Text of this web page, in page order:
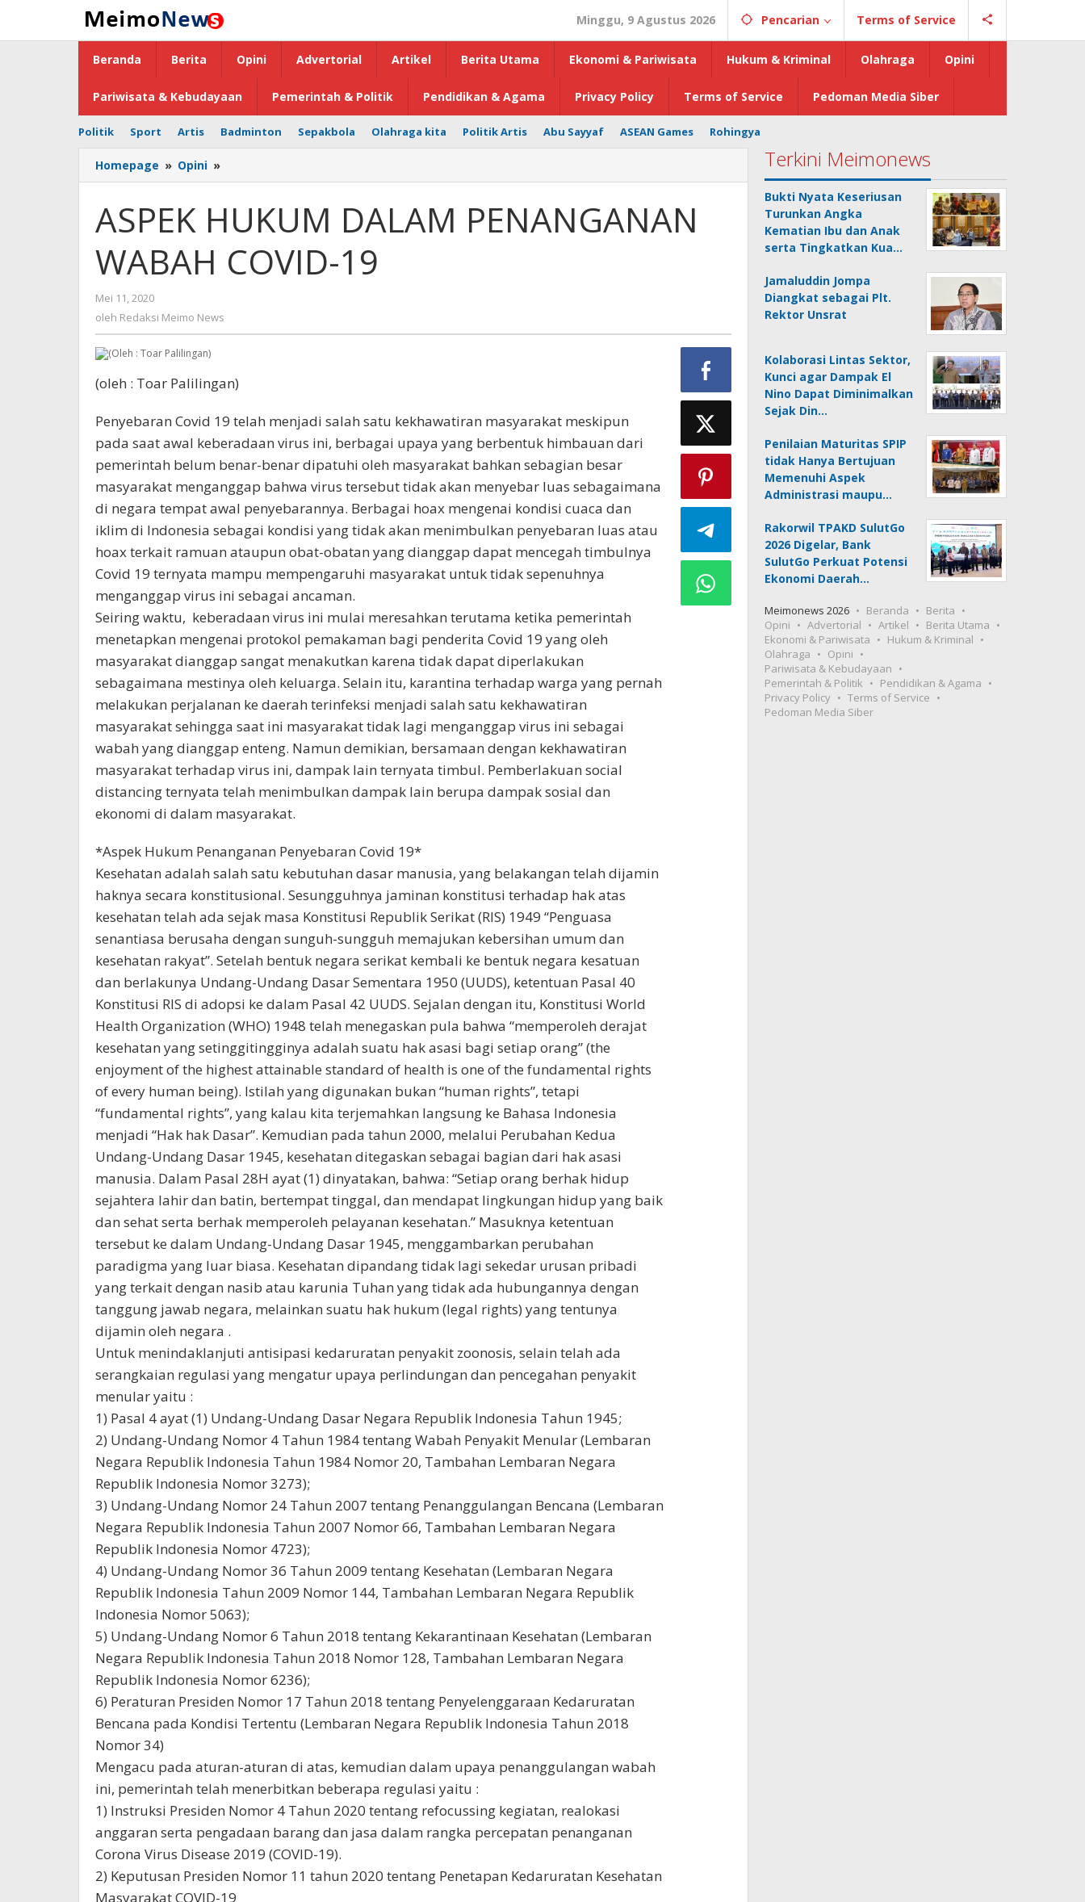
konten
Minggu, 9 Agustus 2026 Pencarian Terms of Service
Beranda Berita Opini Advertorial Artikel Berita Utama Ekonomi & Pariwisata Hukum & Kriminal Olahraga Opini
Pariwisata & Kebudayaan Pemerintah & Politik Pendidikan & Agama Privacy Policy Terms of Service Pedoman Media Siber
Politik Sport Artis Badminton Sepakbola Olahraga kita Politik Artis Abu Sayyaf ASEAN Games Rohingya
Homepage » Opini »
HUKUM
PENANGANAN
WABAH
COVID-
19
ASPEK HUKUM DALAM PENANGANAN
WABAH COVID-19
Mei 11, 2020
Redaksi
oleh Redaksi Meimo News
(oleh : Toar Palilingan)
Penyebaran Covid 19 telah menjadi salah satu kekhawatiran masyarakat meskipun
pada saat awal keberadaan virus ini, berbagai upaya yang berbentuk himbauan dari
pemerintah belum benar-benar dipatuhi oleh masyarakat bahkan sebagian besar
masyarakat menganggap bahwa virus tersebut tidak akan menyebar luas sebagaimana
di negara tempat awal penyebarannya. Berbagai hoax mengenai kondisi cuaca dan
iklim di Indonesia sebagai kondisi yang tidak akan menimbulkan penyebaran luas atau
hoax terkait ramuan ataupun obat-obatan yang dianggap dapat mencegah timbulnya
Covid 19 ternyata mampu mempengaruhi masyarakat untuk tidak sepenuhnya
menganggap virus ini sebagai ancaman.
Seiring waktu, keberadaan virus ini mulai meresahkan terutama ketika pemerintah
menetapkan mengenai protokol pemakaman bagi penderita Covid 19 yang oleh
masyarakat dianggap sangat menakutkan karena tidak dapat diperlakukan
sebagaimana mestinya oleh keluarga. Selain itu, karantina terhadap warga yang pernah
melakukan perjalanan ke daerah terinfeksi menjadi salah satu kekhawatiran
masyarakat sehingga saat ini masyarakat tidak lagi menganggap virus ini sebagai
wabah yang dianggap enteng. Namun demikian, bersamaan dengan kekhawatiran
masyarakat terhadap virus ini, dampak lain ternyata timbul. Pemberlakuan social
distancing ternyata telah menimbulkan dampak lain berupa dampak sosial dan
ekonomi di dalam masyarakat.
*Aspek Hukum Penanganan Penyebaran Covid 19*
Kesehatan adalah salah satu kebutuhan dasar manusia, yang belakangan telah dijamin
haknya secara konstitusional. Sesungguhnya jaminan konstitusi terhadap hak atas
kesehatan telah ada sejak masa Konstitusi Republik Serikat (RIS) 1949 “Penguasa
senantiasa berusaha dengan sunguh-sungguh memajukan kebersihan umum dan
kesehatan rakyat”. Setelah bentuk negara serikat kembali ke bentuk negara kesatuan
dan berlakunya Undang-Undang Dasar Sementara 1950 (UUDS), ketentuan Pasal 40
Konstitusi RIS di adopsi ke dalam Pasal 42 UUDS. Sejalan dengan itu, Konstitusi World
Health Organization (WHO) 1948 telah menegaskan pula bahwa “memperoleh derajat
kesehatan yang setinggitingginya adalah suatu hak asasi bagi setiap orang” (the
enjoyment of the highest attainable standard of health is one of the fundamental rights
of every human being). Istilah yang digunakan bukan “human rights”, tetapi
“fundamental rights”, yang kalau kita terjemahkan langsung ke Bahasa Indonesia
menjadi “Hak hak Dasar”. Kemudian pada tahun 2000, melalui Perubahan Kedua
Undang-Undang Dasar 1945, kesehatan ditegaskan sebagai bagian dari hak asasi
manusia. Dalam Pasal 28H ayat (1) dinyatakan, bahwa: “Setiap orang berhak hidup
sejahtera lahir dan batin, bertempat tinggal, dan mendapat lingkungan hidup yang baik
dan sehat serta berhak memperoleh pelayanan kesehatan.” Masuknya ketentuan
tersebut ke dalam Undang-Undang Dasar 1945, menggambarkan perubahan
paradigma yang luar biasa. Kesehatan dipandang tidak lagi sekedar urusan pribadi
yang terkait dengan nasib atau karunia Tuhan yang tidak ada hubungannya dengan
tanggung jawab negara, melainkan suatu hak hukum (legal rights) yang tentunya
dijamin oleh negara .
Untuk menindaklanjuti antisipasi kedaruratan penyakit zoonosis, selain telah ada
serangkaian regulasi yang mengatur upaya perlindungan dan pencegahan penyakit
menular yaitu :
1) Pasal 4 ayat (1) Undang-Undang Dasar Negara Republik Indonesia Tahun 1945;
2) Undang-Undang Nomor 4 Tahun 1984 tentang Wabah Penyakit Menular (Lembaran
Negara Republik Indonesia Tahun 1984 Nomor 20, Tambahan Lembaran Negara
Republik Indonesia Nomor 3273);
3) Undang-Undang Nomor 24 Tahun 2007 tentang Penanggulangan Bencana (Lembaran
Negara Republik Indonesia Tahun 2007 Nomor 66, Tambahan Lembaran Negara
Republik Indonesia Nomor 4723);
4) Undang-Undang Nomor 36 Tahun 2009 tentang Kesehatan (Lembaran Negara
Republik Indonesia Tahun 2009 Nomor 144, Tambahan Lembaran Negara Republik
Indonesia Nomor 5063);
5) Undang-Undang Nomor 6 Tahun 2018 tentang Kekarantinaan Kesehatan (Lembaran
Negara Republik Indonesia Tahun 2018 Nomor 128, Tambahan Lembaran Negara
Republik Indonesia Nomor 6236);
6) Peraturan Presiden Nomor 17 Tahun 2018 tentang Penyelenggaraan Kedaruratan
Bencana pada Kondisi Tertentu (Lembaran Negara Republik Indonesia Tahun 2018
Nomor 34)
Mengacu pada aturan-aturan di atas, kemudian dalam upaya penanggulangan wabah
ini, pemerintah telah menerbitkan beberapa regulasi yaitu :
1) Instruksi Presiden Nomor 4 Tahun 2020 tentang refocussing kegiatan, realokasi
anggaran serta pengadaan barang dan jasa dalam rangka percepatan penanganan
Corona Virus Disease 2019 (COVID-19).
2) Keputusan Presiden Nomor 11 tahun 2020 tentang Penetapan Kedaruratan Kesehatan
Masyarakat COVID-19
Terkini Meimonews
Bukti Nyata Keseriusan
Turunkan Angka
Kematian Ibu dan Anak
serta Tingkatkan Kua…
Jamaluddin Jompa
Diangkat sebagai Plt.
Rektor Unsrat
Kolaborasi Lintas Sektor,
Kunci agar Dampak El
Nino Dapat Diminimalkan
Sejak Din…
Penilaian Maturitas SPIP
tidak Hanya Bertujuan
Memenuhi Aspek
Administrasi maupu…
Rakorwil TPAKD SulutGo
2026 Digelar, Bank
SulutGo Perkuat Potensi
Ekonomi Daerah…
Meimonews 2026 Beranda
Berita
Opini
Advertorial Artikel
Berita Utama
Ekonomi & Pariwisata
Hukum & Kriminal
Olahraga
Opini
Pariwisata & Kebudayaan
Pemerintah & Politik
Pendidikan & Agama
Privacy Policy
Terms of Service
Pedoman Media Siber